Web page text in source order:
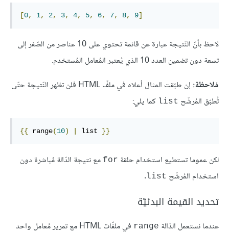
[0, 1, 2, 3, 4, 5, 6, 7, 8, 9]
لاحظ بأنّ النّتيجة عبارة عن قائمة تحتوي على 10 عناصر من الصّفر إلى
تسعة دون تضمين العدد 10 الذي يُعتبر المُعامل المُستخدم.
مُلاحظة:
إن طبّقت المثال أعلاه في ملفّ HTML فلن تظهر النّتيجة حتّى
تُطبّق المُرشّح list كما يلي:
{{ range(10) list }}
لكن عموما تستطيع استخدام حلقة for مع نتيجة الدّالة مُباشرة دون
استخدام المُرشّح list
.
تحديد القيمة البدئيّة
عندما نستعمل الدّالة range
في ملفّات HTML مع تمرير مُعامل واحد